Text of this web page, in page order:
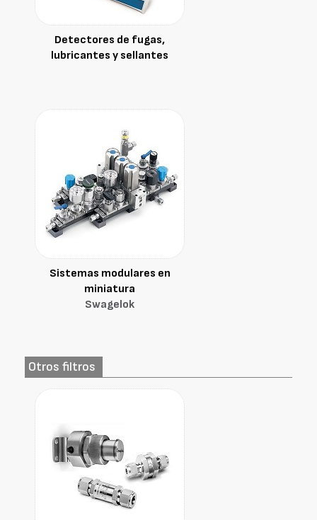
Detectores de fugas,
lubricantes y sellantes
Sistemas modulares en
miniatura
Swagelok
Otros filtros